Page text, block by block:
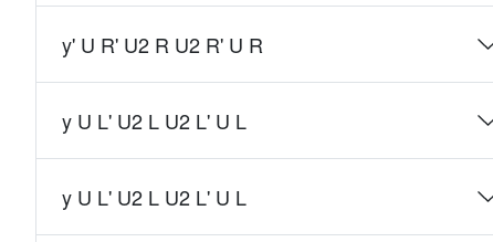
y' U R' U2 R U2 R' U R
y U L' U2 L U2 L' U L
y U L' U2 L U2 L' U L